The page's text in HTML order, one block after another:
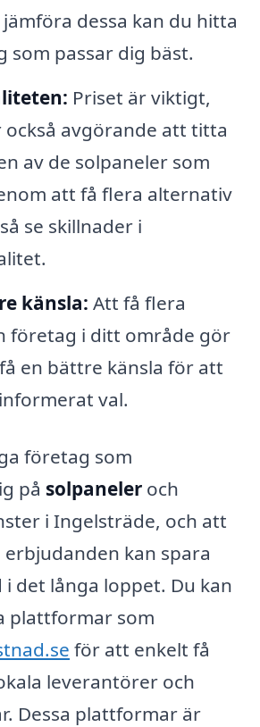
dessa kan du hitta
som passar dig bäst.
Priset är viktigt,
också avgörande att titta
av de solpaneler som
att få flera alternativ
se skillnader i
känsla: Att få flera
företag i ditt område gör
en bättre känsla för att
val.
företag som
på solpaneler och
i Ingelsträde, och att
kan spara
det långa loppet. Du kan
plattformar som
för att enkelt få
leverantörer och
Dessa plattformar är